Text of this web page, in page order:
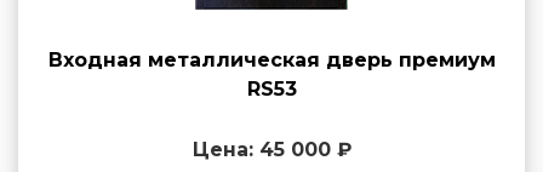
Входная металлическая дверь премиум
RS53
Цена: 45 000 ₽